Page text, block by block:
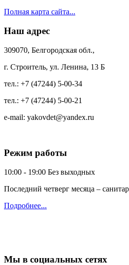
Полная карта сайта...
Наш адрес
309070, Белгородская обл.,
г. Строитель, ул. Ленина, 13 Б
тел.: +7 (47244) 5-00-34
тел.: +7 (47244) 5-00-21
e-mail: yakovdet@yandex.ru
Режим работы
10:00 - 19:00 Без выходных
Последний четверг месяца –
Подробнее...
Мы в социальных сетях